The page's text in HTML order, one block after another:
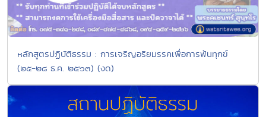
หลักสูตรปฏิบัติธรรม : การเจริญอริยมรรคเพื่อการพ้นทุกข์
(๒๕-๒๘ ธ.ค. ๒๕๖๓) (งด)